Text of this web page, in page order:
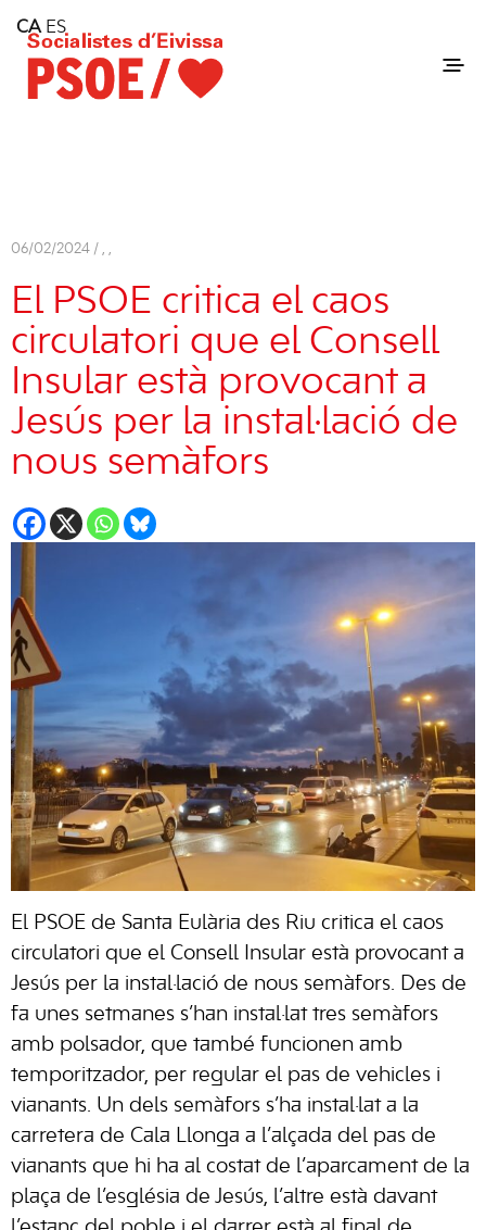
Consell Insular d'Eivissa
Services
Contact
06/02/2024 / , ,
El PSOE critica el caos
circulatori que el Consell
Insular està provocant a
Jesús per la instal·lació de
nous semàfors
El PSOE de Santa Eulària des Riu critica el caos
circulatori que el Consell Insular està provocant a
Jesús per la instal·lació de nous semàfors. Des de
fa unes setmanes s’han instal·lat tres semàfors
amb polsador, que també funcionen amb
temporitzador, per regular el pas de vehicles i
vianants. Un dels semàfors s’ha instal·lat a la
carretera de Cala Llonga a l’alçada del pas de
vianants que hi ha al costat de l’aparcament de la
plaça de l’església de Jesús, l’altre està davant
CA ES